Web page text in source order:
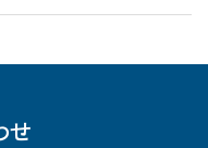
せ